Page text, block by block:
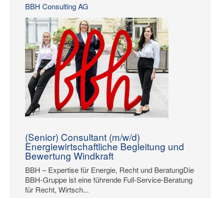
BBH Consulting AG
(Senior) Consultant (m/w/d)
Energiewirtschaftliche Begleitung und
Bewertung Windkraft
BBH – Expertise für Energie, Recht und BeratungDie
BBH-Gruppe ist eine führende Full-Service-Beratung
für Recht, Wirtsch...